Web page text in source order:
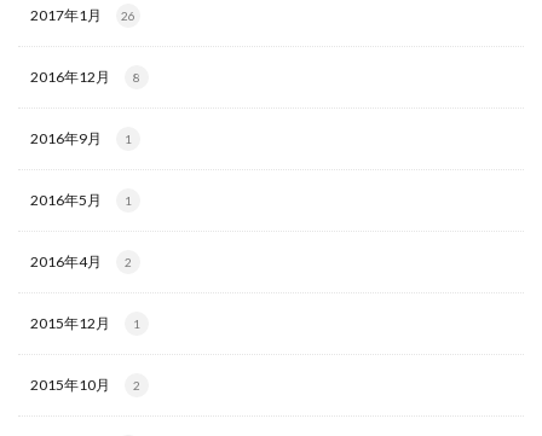
2017年1月 26
2016年12月 8
2016年9月 1
2016年5月 1
2016年4月 2
2015年12月 1
2015年10月 2